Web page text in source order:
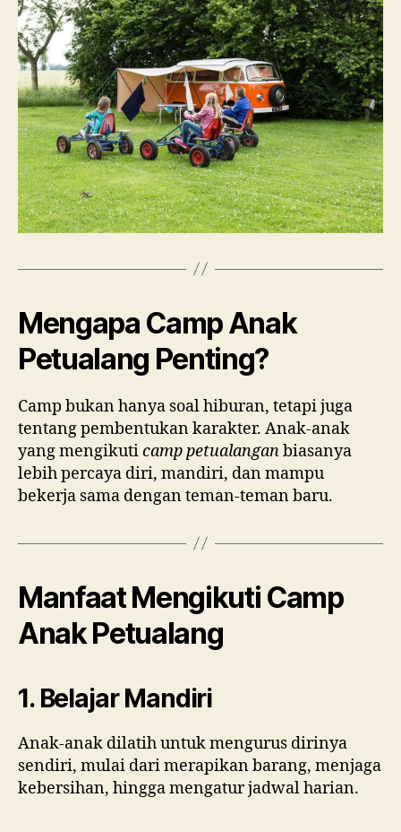
Mengapa Camp Anak
Petualang Penting?
Camp bukan hanya soal hiburan, tetapi juga
tentang pembentukan karakter. Anak-anak
yang mengikuticamp petualanganbiasanya
lebih percaya diri, mandiri, dan mampu
bekerja sama dengan teman-teman baru.
Manfaat Mengikuti Camp
Anak Petualang
1. Belajar Mandiri
Anak-anak dilatih untuk mengurus dirinya
sendiri, mulai dari merapikan barang, menjaga
kebersihan, hingga mengatur jadwal harian.